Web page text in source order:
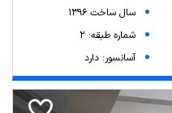
سال ساخت 1396
شماره طبقه: 2
آسانسور: دارد